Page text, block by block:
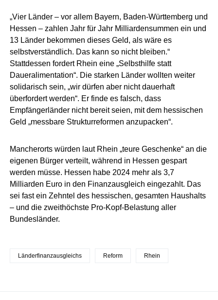
„Vier Länder – vor allem Bayern, Baden-Württemberg und
Hessen – zahlen Jahr für Jahr Milliardensummen ein und
13 Länder bekommen dieses Geld, als wäre es
selbstverständlich. Das kann so nicht bleiben.“
Stattdessen fordert Rhein eine „Selbsthilfe statt
Daueralimentation“. Die starken Länder wollten weiter
solidarisch sein, „wir dürfen aber nicht dauerhaft
überfordert werden“. Er finde es falsch, dass
Empfängerländer nicht bereit seien, mit dem hessischen
Geld „messbare Strukturreformen anzupacken“.
Mancherorts würden laut Rhein „teure Geschenke“ an die
eigenen Bürger verteilt, während in Hessen gespart
werden müsse. Hessen habe 2024 mehr als 3,7
Milliarden Euro in den Finanzausgleich eingezahlt. Das
sei fast ein Zehntel des hessischen, gesamten Haushalts
– und die zweithöchste Pro-Kopf-Belastung aller
Bundesländer.
Länderfinanzausgleichs Reform Rhein